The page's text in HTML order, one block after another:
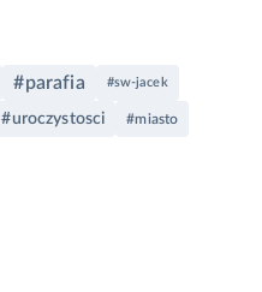
#parafia #sw-jacek
#uroczystosci #miasto